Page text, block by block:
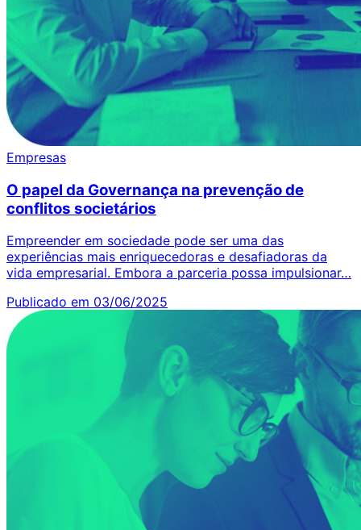
Empresas
O papel da Governança na prevenção de
conflitos societários
Empreender em sociedade pode ser uma das
experiências mais enriquecedoras e desafiadoras da
vida empresarial. Embora a parceria possa impulsionar…
Publicado em 03/06/2025